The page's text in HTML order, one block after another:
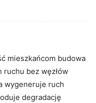
mieszkańcom budowa
bez węzłów
wygeneruje ruch
degradację